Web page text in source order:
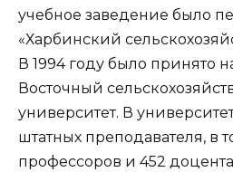
учебное заведение было
«Харбинский
В 1994 году было принято
Восточный
университет. В
штатных преподавателя, в
профессоров и 452